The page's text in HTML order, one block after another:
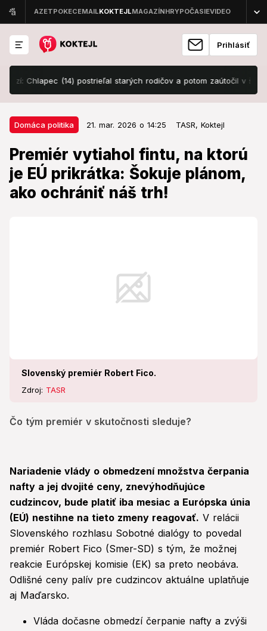
Prihlásiť
(14) postrieľal starých rodičov a potom zaútočil v škole,
Domáca politika 21. mar. 2026 o 14:25 TASR, Koktejl
Premiér vytiahol fintu, na ktorú
je EÚ prikrátka: Šokuje plánom,
ako ochrániť náš trh!
Slovenský premiér Robert Fico.
Zdroj: TASR
Čo tým premiér v skutočnosti sleduje?
Domáca politika 21. mar. 2026 o 14:25
Premiér vytiahol fintu, na ktorú je
EÚ prikrátka: Šokuje plánom, ako
ochrániť náš trh!
Nariadenie vlády o obmedzení množstva čerpania
nafty a jej dvojité ceny, znevýhodňujúce
cudzincov, bude platiť iba mesiac a Európska únia
(EÚ) nestihne na tieto zmeny reagovať. V relácii
Slovenského rozhlasu Sobotné dialógy to povedal
premiér Robert Fico (Smer-SD) s tým, že možnej
reakcie Európskej komisie (EK) sa preto neobáva.
Odlišné ceny palív pre cudzincov aktuálne uplatňuje
aj Maďarsko.
Vláda dočasne obmedzí čerpanie nafty a zvýši